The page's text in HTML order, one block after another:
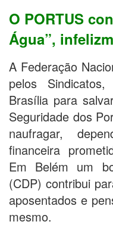
O PORTUS
Água”,
A Federação
pelos
Brasília para
Seguridade dos
naufragar,
financeira
Em Belém um
(CDP) contribui
aposentados e
mesmo.